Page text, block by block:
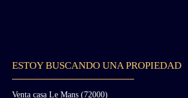
ESTOY BUSCANDO UNA PROPIEDAD
Venta casa Le Mans (72000)